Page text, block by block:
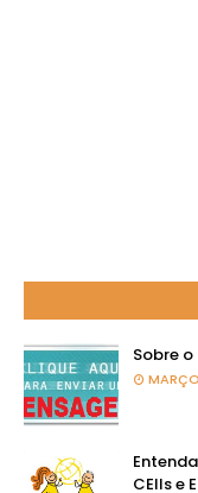
Sobre
Entenda
CEIIs e